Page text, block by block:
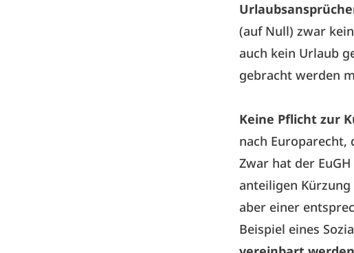
(auf Null) zwar
auch kein Urlaub
gebracht werden
Keine Pflicht zur
nach Europarecht,
Zwar hat der
anteiligen Kürzung
aber einer
Beispiel eines